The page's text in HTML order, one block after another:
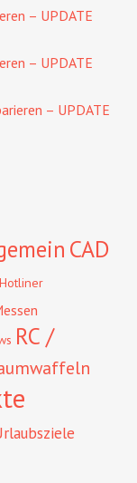
– UPDATE
– UPDATE
– UPDATE
CAD
RC /